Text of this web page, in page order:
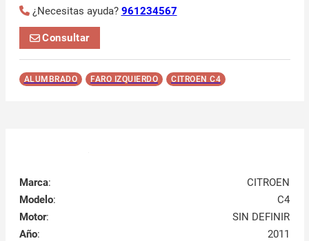
¿Necesitas ayuda? 961234567
Consultar
ALUMBRADO FARO IZQUIERDO CITROEN C4
Marca:
CITROEN
Modelo:
C4
Motor:
SIN DEFINIR
Año: 2011